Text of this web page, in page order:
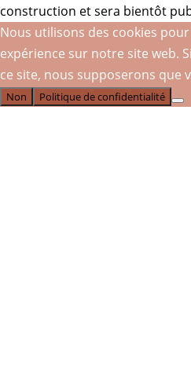
construction et sera bientôt
Nous utilisons des cookies
expérience sur notre site web.
ce site, nous supposerons que
Non
Politique de confidentialité